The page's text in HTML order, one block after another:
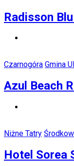
Radisson
Czarnogóra Gmina
Azul Beach
Niżne Tatry
Hotel Sorea